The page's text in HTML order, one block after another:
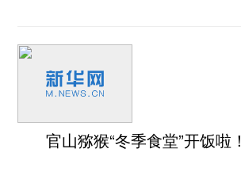
官山猕猴“冬季食堂”开饭啦！